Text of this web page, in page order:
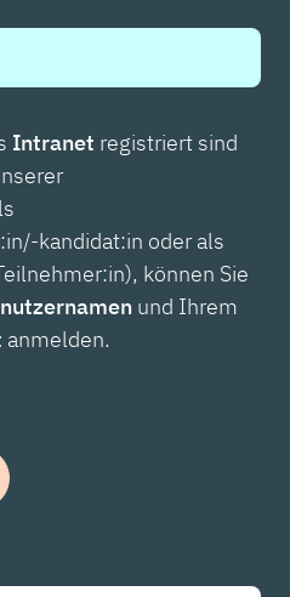
Intranet registriert sind
kandidat:in oder als
können Sie
und Ihrem
anmelden.